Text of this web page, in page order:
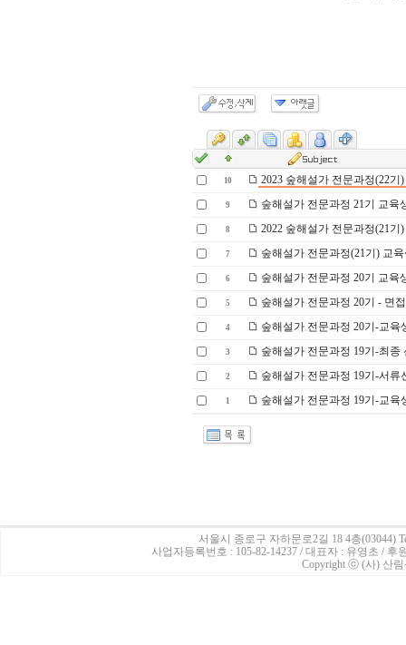
10 2023 숲해설가 전문과정(22
9 숲해설가 전문과정 21기 교육
8 2022 숲해설가 전문과정(21
7 숲해설가 전문과정(21기) 교
6 숲해설가 전문과정 20기 교육
5 숲해설가 전문과정 20기 - 면
4 숲해설가 전문과정 20기-교육
3 숲해설가 전문과정 19기-최종
2 숲해설가 전문과정 19기-서류
1 숲해설가 전문과정 19기-교육
서울시 종로구 자하문로2길 18 4층(03044)
사업자등록번호 : 105-82-14237 / 대표자 : 유영초 /
Copyright ⓒ (사) 산림